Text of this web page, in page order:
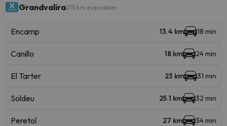
Grandvalira215 km esquiables
Encamp 13.4 km 18 min
Canillo 18 km 24 min
El Tarter 23 km 31 min
Soldeu 25.1 km 32 min
Peretol 27 km 34 min